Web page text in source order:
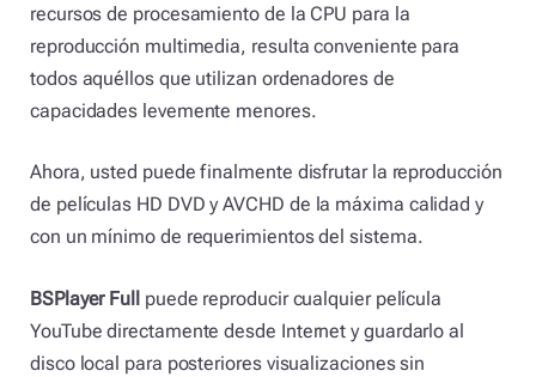
recursos de procesamiento de la CPU para la
reproducción multimedia, resulta conveniente para
todos aquéllos que utilizan ordenadores de
capacidades levemente menores.
Ahora, usted puede finalmente disfrutar la reproducción
de películas HD DVD y AVCHD de la máxima calidad y
con un mínimo de requerimientos del sistema.
BSPlayer Full puede reproducir cualquier película
YouTube directamente desde Internet y guardarlo al
disco local para posteriores visualizaciones sin